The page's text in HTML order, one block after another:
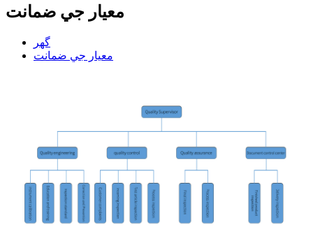
معيار جي ضمانت
گهر
معيار جي ضمانت